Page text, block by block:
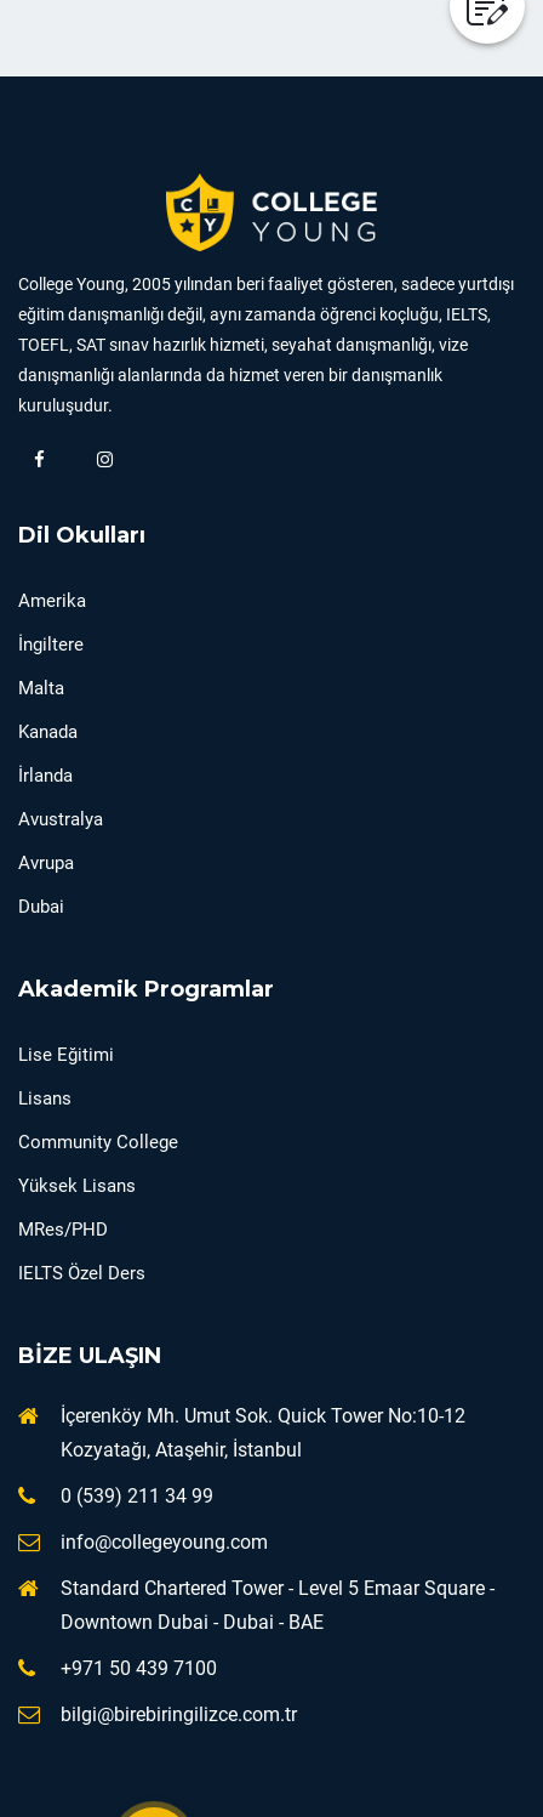
College Young, 2005 yılından beri faaliyet gösteren, sadece yurtdışı
eğitim danışmanlığı değil, aynı zamanda öğrenci koçluğu, IELTS,
TOEFL, SAT sınav hazırlık hizmeti, seyahat danışmanlığı, vize
danışmanlığı alanlarında da hizmet veren bir danışmanlık
kuruluşudur.
Dil Okulları
Amerika
İngiltere
Malta
Kanada
İrlanda
Avustralya
Avrupa
Dubai
Akademik Programlar
Lise Eğitimi
Lisans
Community College
Yüksek Lisans
MRes/PHD
IELTS Özel Ders
BİZE ULAŞIN
İçerenköy Mh. Umut Sok. Quick Tower No:10-12
Kozyatağı, Ataşehir, İstanbul
0 (539) 211 34 99
info@collegeyoung.com
Standard Chartered Tower - Level 5 Emaar Square -
Downtown Dubai - Dubai - BAE
+971 50 439 7100
bilgi@birebiringilizce.com.tr